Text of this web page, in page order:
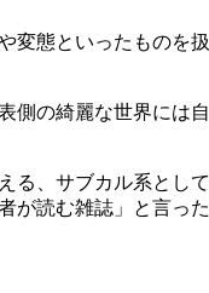
態といったものを
の綺麗な世界には
、サブカル系とし
読む雑誌」と言っ